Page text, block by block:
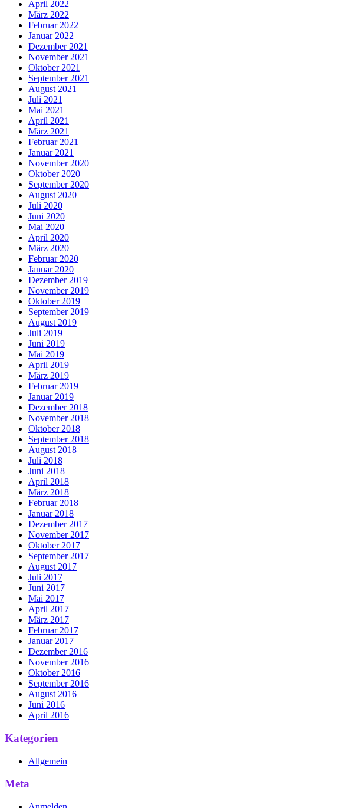
April 2022
März 2022
Februar 2022
Januar 2022
Dezember 2021
November 2021
Oktober 2021
September 2021
August 2021
Juli 2021
Mai 2021
April 2021
März 2021
Februar 2021
Januar 2021
November 2020
Oktober 2020
September 2020
August 2020
Juli 2020
Juni 2020
Mai 2020
April 2020
März 2020
Februar 2020
Januar 2020
Dezember 2019
November 2019
Oktober 2019
September 2019
August 2019
Juli 2019
Juni 2019
Mai 2019
April 2019
März 2019
Februar 2019
Januar 2019
Dezember 2018
November 2018
Oktober 2018
September 2018
August 2018
Juli 2018
Juni 2018
April 2018
März 2018
Februar 2018
Januar 2018
Dezember 2017
November 2017
Oktober 2017
September 2017
August 2017
Juli 2017
Juni 2017
Mai 2017
April 2017
März 2017
Februar 2017
Januar 2017
Dezember 2016
November 2016
Oktober 2016
September 2016
August 2016
Juni 2016
April 2016
Kategorien
Allgemein
Meta